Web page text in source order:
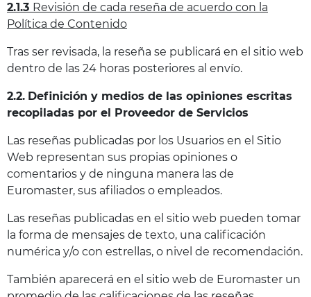
2.1.3 Revisión de cada reseña de acuerdo con la
Política de Contenido
Tras ser revisada, la reseña se publicará en el sitio web
dentro de las 24 horas posteriores al envío.
2.2. Definición y medios de las opiniones escritas
recopiladas por el Proveedor de Servicios
Las reseñas publicadas por los Usuarios en el Sitio
Web representan sus propias opiniones o
comentarios y de ninguna manera las de
Euromaster, sus afiliados o empleados.
Las reseñas publicadas en el sitio web pueden tomar
la forma de mensajes de texto, una calificación
numérica y/o con estrellas, o nivel de recomendación.
También aparecerá en el sitio web de Euromaster un